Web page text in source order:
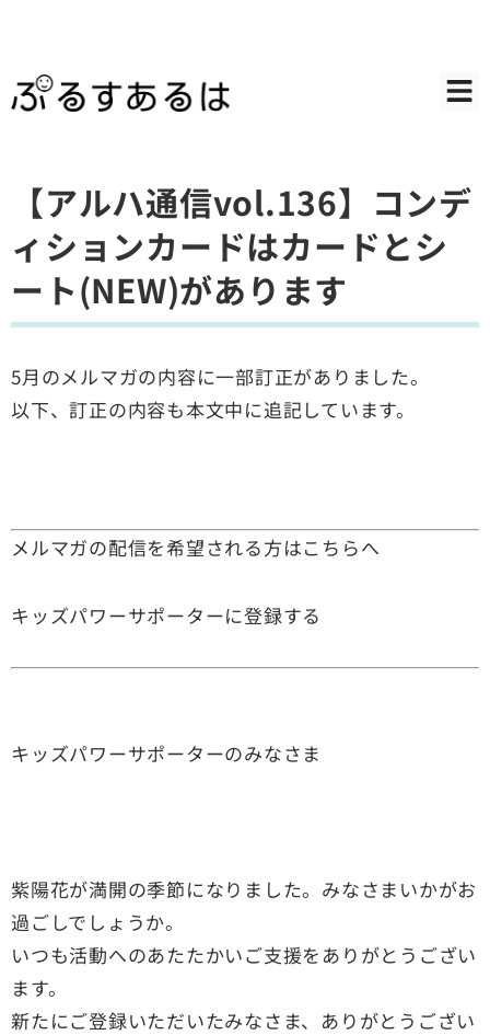
【アルハ通信vol.136】コンデ
ィションカードはカードとシ
ート(NEW)があります
5月のメルマガの内容に一部訂正がありました。
以下、訂正の内容も本文中に追記しています。
メルマガの配信を希望される方はこちらへ
キッズパワーサポーターに登録する
キッズパワーサポーターのみなさま
紫陽花が満開の季節になりました。みなさまいかがお
過ごしでしょうか。
いつも活動へのあたたかいご支援をありがとうござい
ます。
新たにご登録いただいたみなさま、ありがとうござい